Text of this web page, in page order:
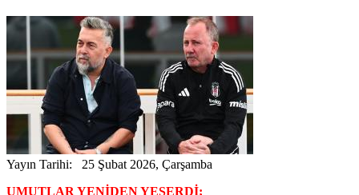
Yayın Tarihi: 25 Şubat 2026, Çarşamba
UMUTLAR YENİDEN YEŞERDİ;